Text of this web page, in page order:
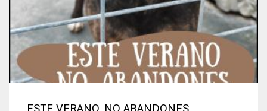
ESTE VERANO, NO ABANDONES